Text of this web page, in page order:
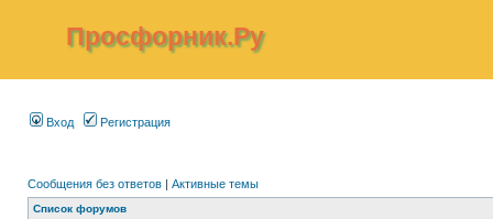
Просфорник.Ру
Вход Регистрация
Сообщения без ответов | Активные темы
Список форумов